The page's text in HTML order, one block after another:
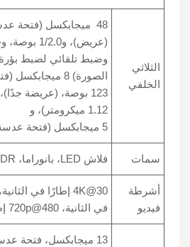
الثلاثي
الخلفي
وضبط تلقائي لضبط
الصورة) 8 ميجابكسل (فتحة عدسة f/2.2، و
1.12 ميكرومتر)، و
5 ميجابكسل (فتحة عدسة f/2.4) ، (دقيق)
سمات فلاش LED، بانوراما، HDR
أشرطة
فيديو
في الثانية، 720p@480 إطارًا في الثانية